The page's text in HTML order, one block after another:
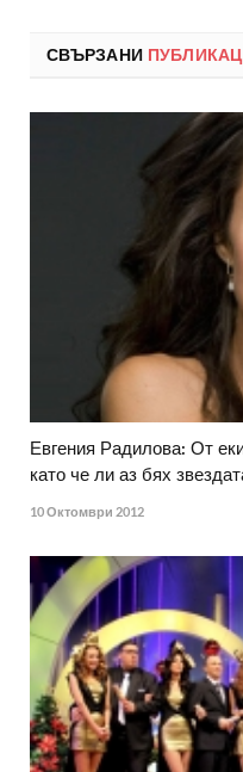
СВЪРЗАНИ
Евгения Радилова: От
като че ли аз бях
10 Октомври 2012